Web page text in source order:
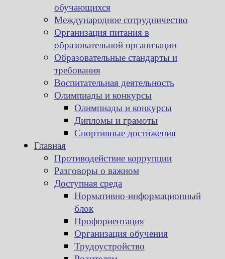
обучающихся
Международное сотрудничество
Организация питания в
образовательной организации
Образовательные стандарты и
требования
Воспитательная деятельность
Олимпиады и конкурсы
Олимпиады и конкурсы
Дипломы и грамоты
Спортивные достижения
Главная
Противодействие коррупции
Разговоры о важном
Доступная среда
Нормативно-информационный
блок
Профориентация
Организация обучения
Трудоустройство